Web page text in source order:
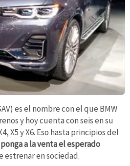
es el nombre con el que BMW
y hoy cuenta con seis en su
X5 y X6. Eso hasta principios del
a la venta el esperado
estrenar en sociedad.